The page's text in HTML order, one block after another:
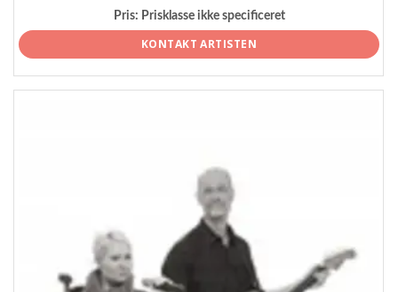
Pris: Prisklasse ikke specificeret
KONTAKT ARTISTEN